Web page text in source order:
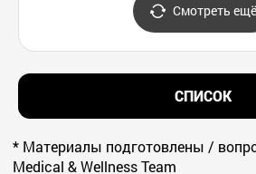
Смотреть ещё
СПИСОК
* Материалы подготовлены /
Medical & Wellness Team